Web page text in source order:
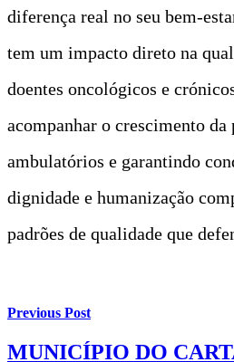
diferença real no seu bem-
tem um impacto direto na
doentes oncológicos e
acompanhar o crescimento
ambulatórios e garantindo
dignidade e humanização
padrões de qualidade que
Previous Post
MUNICÍPIO DO